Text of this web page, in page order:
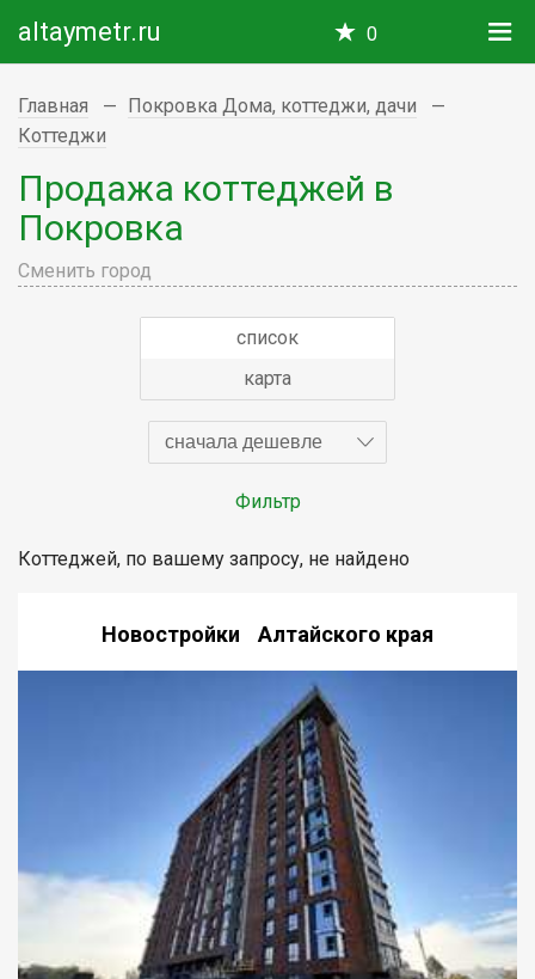
altaymetr.ru 0
Главная
Покровка Дома, коттеджи, дачи
Коттеджи
Продажа коттеджей в
Покровка
Сменить город
список
карта
сначала дешевле
Фильтр
Коттеджей, по вашему запросу, не найдено
Новостройки Алтайского края